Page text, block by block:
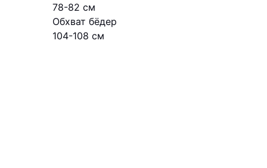
78-82 см
Обхват бёдер
104-108 см